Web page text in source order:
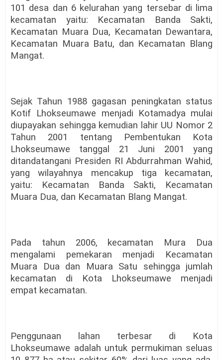
101 desa dan 6 kelurahan yang tersebar di lima
kecamatan yaitu: Kecamatan Banda Sakti,
Kecamatan Muara Dua, Kecamatan Dewantara,
Kecamatan Muara Batu, dan Kecamatan Blang
Mangat.
Sejak Tahun 1988 gagasan peningkatan status
Kotif Lhokseumawe menjadi Kotamadya mulai
diupayakan sehingga kemudian lahir UU Nomor 2
Tahun 2001 tentang Pembentukan Kota
Lhokseumawe tanggal 21 Juni 2001 yang
ditandatangani Presiden RI Abdurrahman Wahid,
yang wilayahnya mencakup tiga kecamatan,
yaitu: Kecamatan Banda Sakti, Kecamatan
Muara Dua, dan Kecamatan Blang Mangat.
Pada tahun 2006, kecamatan Mura Dua
mengalami pemekaran menjadi Kecamatan
Muara Dua dan Muara Satu sehingga jumlah
kecamatan di Kota Lhokseumawe menjadi
empat kecamatan.
Penggunaan lahan terbesar di Kota
Lhokseumawe adalah untuk permukiman seluas